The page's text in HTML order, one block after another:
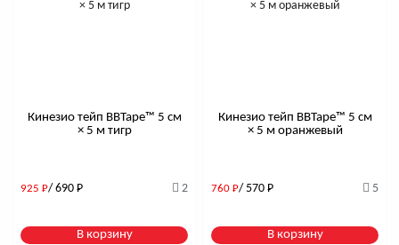
Кинезио тейп BBTape™ 5 см
× 5 м тигр
925 Р/ 690 Р 2
В корзину
Кинезио тейп BBTape™ 5 см
× 5 м оранжевый
760 Р/ 570 Р 5
В корзину